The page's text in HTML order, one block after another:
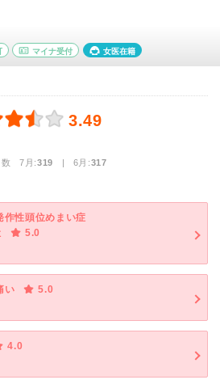
マイナ受付 女医在籍
3.49
数 7月:319 | 6月:317
作性頭位めまい症
5.0
い
5.0
4.0